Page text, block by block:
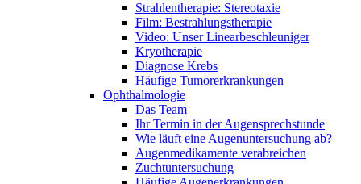
Strahlentherapie: Stereotaxie
Film: Bestrahlungstherapie
Video: Unser Linearbeschleuniger
Kryotherapie
Diagnose Krebs
Häufige Tumorerkrankungen
Ophthalmologie
Das Team
Ihr Termin in der Augensprechstunde
Wie läuft eine Augenuntersuchung ab?
Augenmedikamente verabreichen
Zuchtuntersuchung